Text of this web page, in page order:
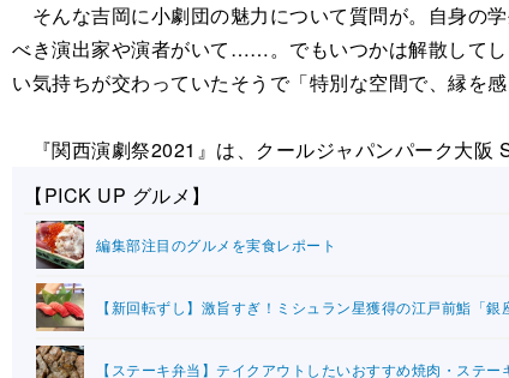
そんな吉岡に小劇団の魅力について質問が。自身の
べき演出家や演者がいて……。でもいつかは解散して
い気持ちが交わっていたそうで「特別な空間で、縁を
『関西演劇祭2021』は、クールジャパンパーク大阪
【PICK UP グルメ】
編集部注目のグルメを実食レポート
【新回転ずし】激旨すぎ！ミシュラン星獲得の江戸前鮨「
【ステーキ弁当】テイクアウトしたいおすすめ焼肉・ステ